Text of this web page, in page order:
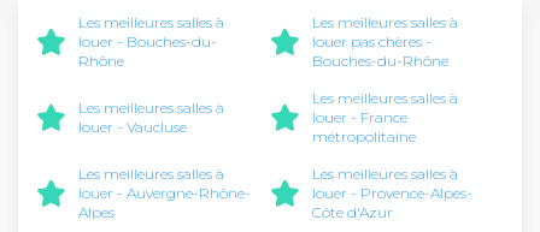
Les meilleures salles à
louer - Bouches-du-
Rhône
Les meilleures salles à
louer pas chères -
Bouches-du-Rhône
Les meilleures salles à
louer - Vaucluse
Les meilleures salles à
louer - France
métropolitaine
Les meilleures salles à
louer - Auvergne-Rhône-
Alpes
Les meilleures salles à
louer - Provence-Alpes-
Côte d'Azur